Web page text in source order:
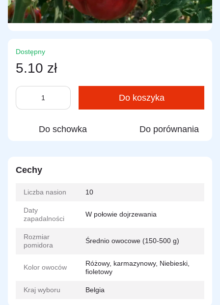
Dostępny
5.10 zł
Do koszyka
Do schowka Do porównania
Cechy
Liczba nasion 10
Daty
zapadalności
W połowie dojrzewania
Rozmiar
pomidora
Średnio owocowe (150-500 g)
Kolor owoców
Różowy, karmazynowy, Niebieski,
fioletowy
Kraj wyboru Belgia